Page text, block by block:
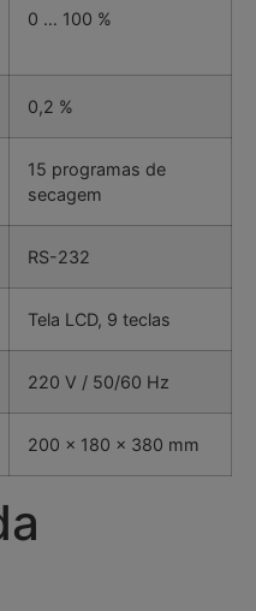
0 … 100 %
0,2 %
15 programas de
secagem
RS-232
Tela LCD, 9 teclas
220 V / 50/60 Hz
200 x 180 x 380 mm